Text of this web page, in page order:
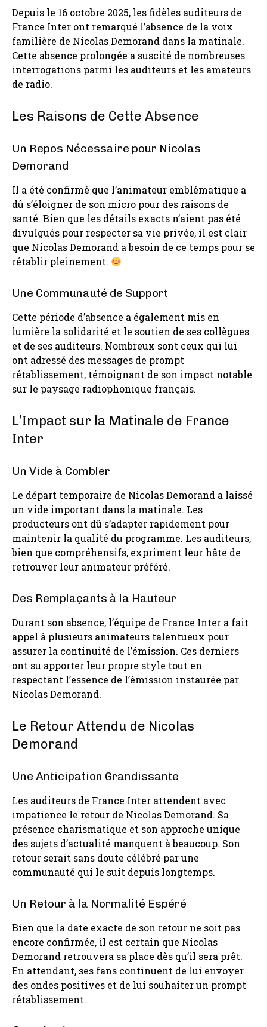
Depuis le 16 octobre 2025, les fidèles auditeurs de
France Inter ont remarqué l’absence de la voix
familière de Nicolas Demorand dans la matinale.
Cette absence prolongée a suscité de nombreuses
interrogations parmi les auditeurs et les amateurs
de radio.
Les Raisons de Cette Absence
Un Repos Nécessaire pour Nicolas
Demorand
Il a été confirmé que l’animateur emblématique a
dû s’éloigner de son micro pour des raisons de
santé. Bien que les détails exacts n’aient pas été
divulgués pour respecter sa vie privée, il est clair
que Nicolas Demorand a besoin de ce temps pour se
rétablir pleinement.
Une Communauté de Support
Cette période d’absence a également mis en
lumière la solidarité et le soutien de ses collègues
et de ses auditeurs. Nombreux sont ceux qui lui
ont adressé des messages de prompt
rétablissement, témoignant de son impact notable
sur le paysage radiophonique français.
L’Impact sur la Matinale de France
Inter
Un Vide à Combler
Le départ temporaire de Nicolas Demorand a laissé
un vide important dans la matinale. Les
producteurs ont dû s’adapter rapidement pour
maintenir la qualité du programme. Les auditeurs,
bien que compréhensifs, expriment leur hâte de
retrouver leur animateur préféré.
Des Remplaçants à la Hauteur
Durant son absence, l’équipe de France Inter a fait
appel à plusieurs animateurs talentueux pour
assurer la continuité de l’émission. Ces derniers
ont su apporter leur propre style tout en
respectant l’essence de l’émission instaurée par
Nicolas Demorand.
Le Retour Attendu de Nicolas
Demorand
Une Anticipation Grandissante
Les auditeurs de France Inter attendent avec
impatience le retour de Nicolas Demorand. Sa
présence charismatique et son approche unique
des sujets d’actualité manquent à beaucoup. Son
retour serait sans doute célébré par une
communauté qui le suit depuis longtemps.
Un Retour à la Normalité Espéré
Bien que la date exacte de son retour ne soit pas
encore confirmée, il est certain que Nicolas
Demorand retrouvera sa place dès qu’il sera prêt.
En attendant, ses fans continuent de lui envoyer
des ondes positives et de lui souhaiter un prompt
rétablissement.